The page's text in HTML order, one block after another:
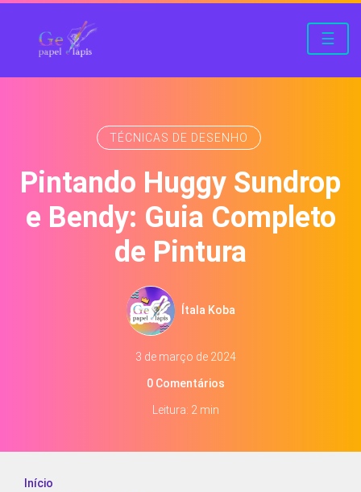
☰
TÉCNICAS DE DESENHO
Pintando Huggy Sundrop
e Bendy: Guia Completo
de Pintura
Ítala Koba
3 de março de 2024
0 Comentários
Leitura: 2 min
Início